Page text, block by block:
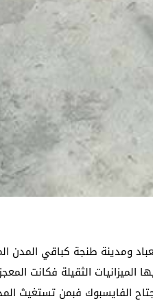
ومدينة طنجة كباقي المدن
الثقيلة فكانت
الفايسبوك فبمن تستغيث